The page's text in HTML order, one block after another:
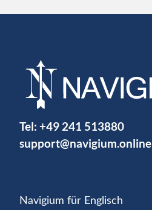
Tel: +49 241 513880
support@navigium.online
Navigium für Englisch